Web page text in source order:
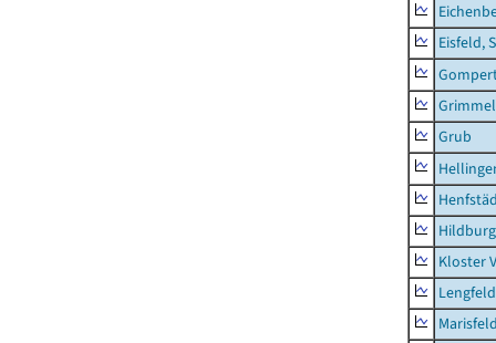
Eisfeld,
Grub
Kloster
Lengfeld